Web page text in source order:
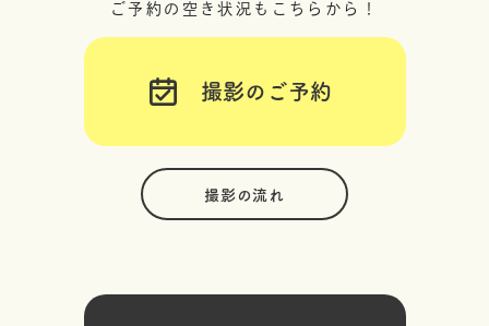
ご予約の空き状況もこちらから！
撮影のご予約
撮影の流れ